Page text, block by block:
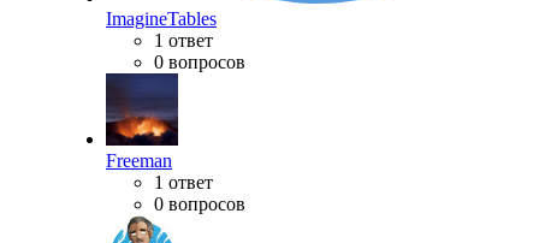
ImagineTables
1 ответ
0 вопросов
Freeman
1 ответ
0 вопросов